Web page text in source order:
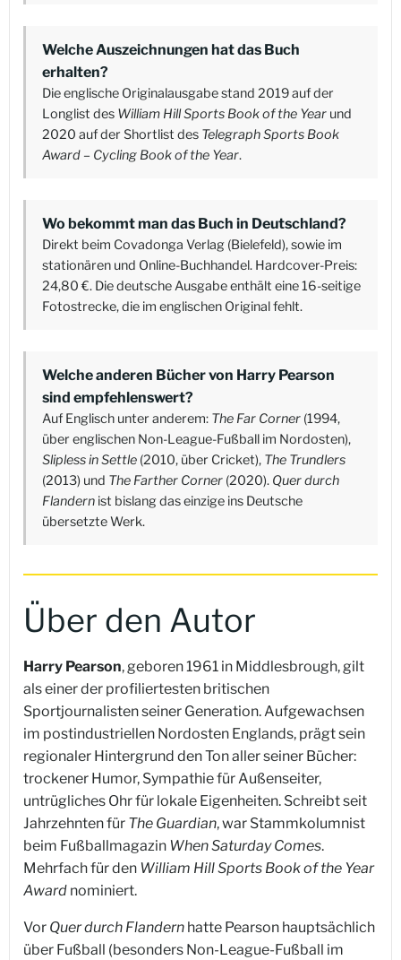
Welche Auszeichnungen hat das Buch
erhalten?
Die englische Originalausgabe stand 2019 auf der
Longlist des William Hill Sports Book of the Year und
2020 auf der Shortlist des Telegraph Sports Book
Award – Cycling Book of the Year.
Wo bekommt man das Buch in Deutschland?
Direkt beim Covadonga Verlag (Bielefeld), sowie im
stationären und Online-Buchhandel. Hardcover-Preis:
24,80 €. Die deutsche Ausgabe enthält eine 16-seitige
Fotostrecke, die im englischen Original fehlt.
Welche anderen Bücher von Harry Pearson
sind empfehlenswert?
Auf Englisch unter anderem: The Far Corner (1994,
über englischen Non-League-Fußball im Nordosten),
Slipless in Settle (2010, über Cricket), The Trundlers
(2013) und The Farther Corner (2020). Quer durch
Flandern ist bislang das einzige ins Deutsche
übersetzte Werk.
Über den Autor
Harry Pearson, geboren 1961 in Middlesbrough, gilt
als einer der profiliertesten britischen
Sportjournalisten seiner Generation. Aufgewachsen
im postindustriellen Nordosten Englands, prägt sein
regionaler Hintergrund den Ton aller seiner Bücher:
trockener Humor, Sympathie für Außenseiter,
untrügliches Ohr für lokale Eigenheiten. Schreibt seit
Jahrzehnten für The Guardian, war Stammkolumnist
beim Fußballmagazin When Saturday Comes.
Mehrfach für den William Hill Sports Book of the Year
Award nominiert.
Vor Quer durch Flandern hatte Pearson hauptsächlich
über Fußball (besonders Non-League-Fußball im